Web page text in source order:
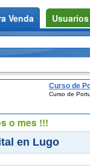
Curso de
Curso de
en Lugo
Venda Usuarios
o mes !!!